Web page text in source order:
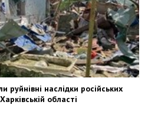
руйнівні наслідки російських
області